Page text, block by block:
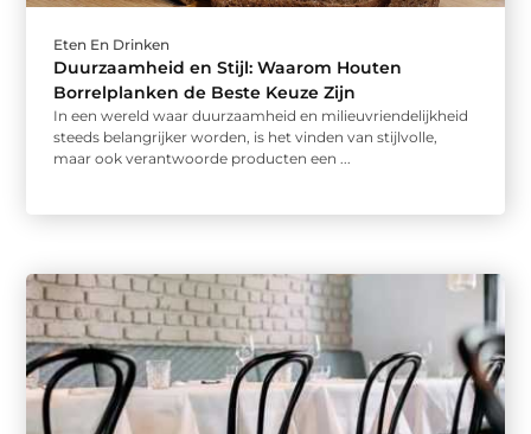
Eten En Drinken
Duurzaamheid en Stijl: Waarom Houten
Borrelplanken de Beste Keuze Zijn
In een wereld waar duurzaamheid en milieuvriendelijkheid
steeds belangrijker worden, is het vinden van stijlvolle,
maar ook verantwoorde producten een ...